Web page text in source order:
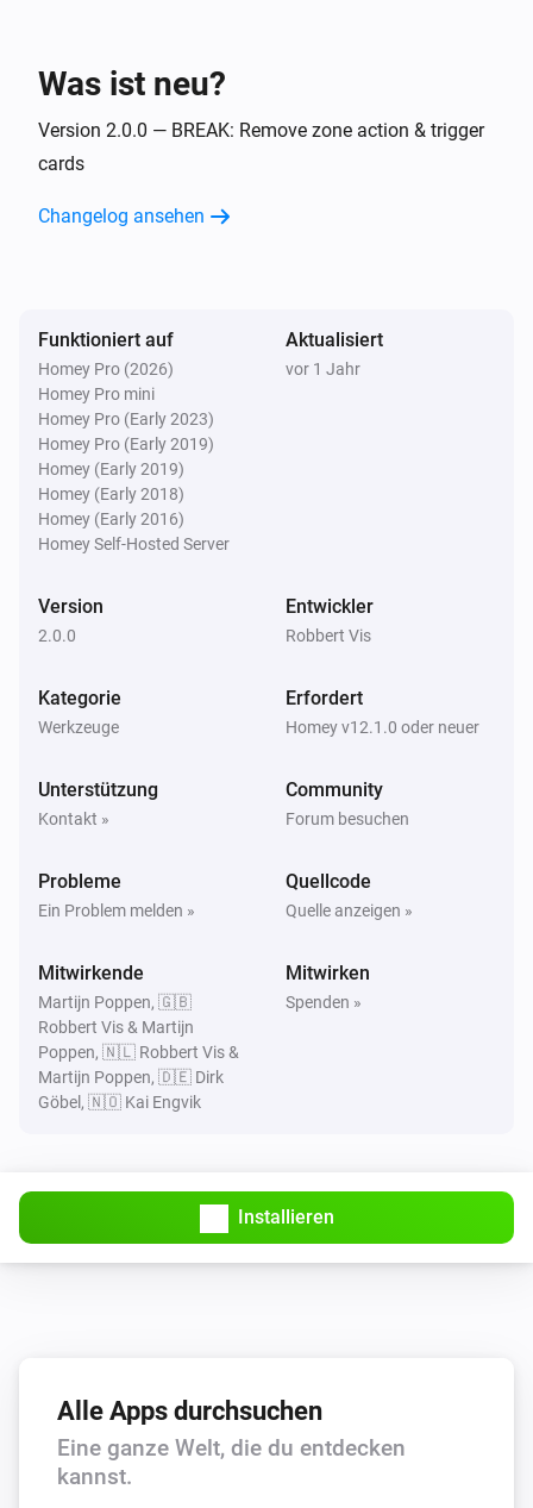
Start Laufzeit für Variable
i
Was ist neu?
Version 2.0.0 — BREAK: Remove zone action & trigger
cards
Changelog ansehen
Funktioniert auf
Homey Pro (2026)
Homey Pro mini
Homey Pro (Early 2023)
Homey Pro (Early 2019)
Homey (Early 2019)
Homey (Early 2018)
Homey (Early 2016)
Homey Self-Hosted Server
Aktualisiert
vor 1 Jahr
Version
2.0.0
Entwickler
Robbert Vis
Kategorie
Werkzeuge
Erfordert
Homey v12.1.0 oder neuer
Unterstützung
Kontakt »
Community
Forum besuchen
Probleme
Ein Problem melden »
Quellcode
Quelle anzeigen »
Mitwirkende
Martijn Poppen, 🇬🇧
Robbert Vis & Martijn
Poppen, 🇳🇱 Robbert Vis &
Martijn Poppen, 🇩🇪 Dirk
Göbel, 🇳🇴 Kai Engvik
Mitwirken
Spenden »
Installieren
Alle Apps durchsuchen
Eine ganze Welt, die du entdecken
kannst.